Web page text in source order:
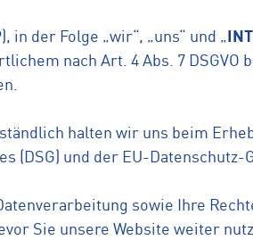
in der Folge „wir“, „uns“ und „
nach Art. 4 Abs. 7 DSGVO
halten wir uns beim
(DSG) und der EU-Datenschutz-
sowie Ihre
Sie unsere Website weiter